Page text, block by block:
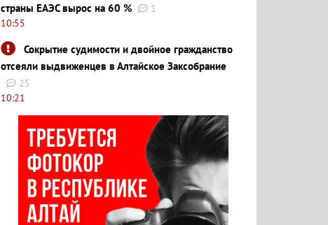
страны ЕАЭС вырос на 60 %
1
10:55
Сокрытие судимости и двойное гражданство
отсеяли выдвиженцев в Алтайское Заксобрание
25
10:21